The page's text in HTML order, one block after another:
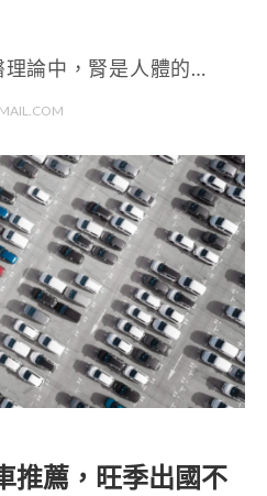
理論中，腎是人體的…
推薦，旺季出國不